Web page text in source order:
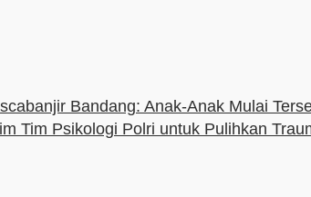
Bandang: Anak-Anak Mulai
Tim Psikologi Polri untuk Pulihkan